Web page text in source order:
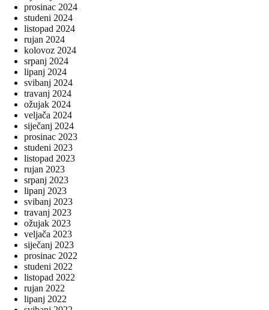
prosinac 2024
studeni 2024
listopad 2024
rujan 2024
kolovoz 2024
srpanj 2024
lipanj 2024
svibanj 2024
travanj 2024
ožujak 2024
veljača 2024
siječanj 2024
prosinac 2023
studeni 2023
listopad 2023
rujan 2023
srpanj 2023
lipanj 2023
svibanj 2023
travanj 2023
ožujak 2023
veljača 2023
siječanj 2023
prosinac 2022
studeni 2022
listopad 2022
rujan 2022
lipanj 2022